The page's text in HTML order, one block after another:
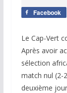
Facebook
Le Cap-Vert
Après avoir
sélection
match nul (2-
deuxième